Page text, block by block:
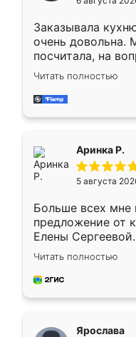
мебели буду
Заказывала
очень довольна.
посчитала, на
Замерщик
делу со всей
за день, ребята
Читать полностью
Аринка Р.
5 августа
Больше всех мне
предложение от
Елены
короткие сроки
для замера
предложил по
Читать полностью
Ярослава